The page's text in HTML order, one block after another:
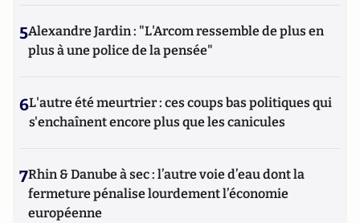
5Alexandre Jardin : "L'Arcom ressemble de plus en
plus à une police de la pensée"
6L'autre été meurtrier : ces coups bas politiques qui
s'enchaînent encore plus que les canicules
7Rhin & Danube à sec : l’autre voie d’eau dont la
fermeture pénalise lourdement l’économie
européenne